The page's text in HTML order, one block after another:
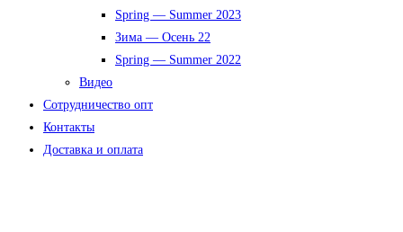
Spring — Summer 2023
Зима — Осень 22
Spring — Summer 2022
Видео
Сотрудничество опт
Контакты
Доставка и оплата